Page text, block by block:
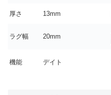
厚さ 13mm
ラグ幅 20mm
機能 デイト